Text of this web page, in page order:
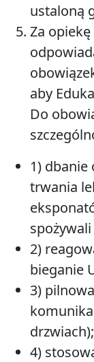
ustaloną
Za
aby
Do
1) dbanie
trwania
2)
bieganie
3)
drzwiach);
4)